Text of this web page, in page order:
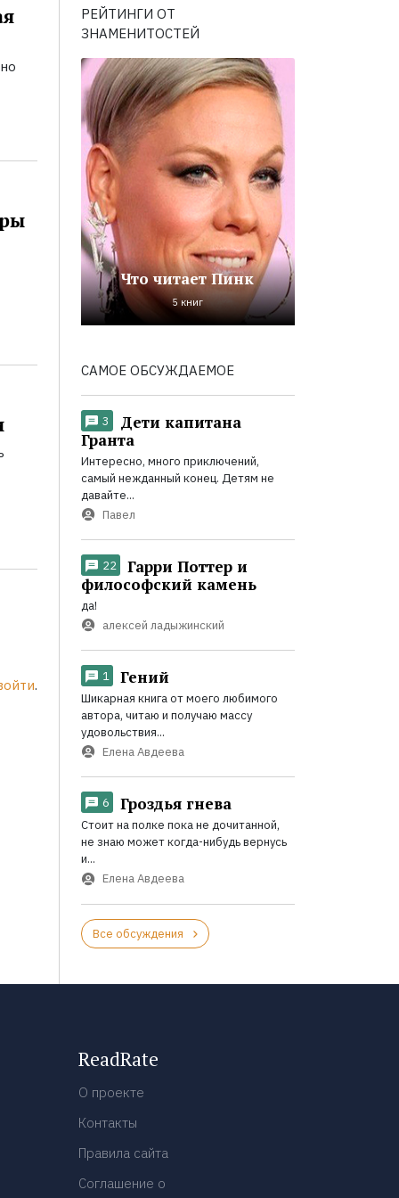
.
РЕЙТИНГИ ОТ
ЗНАМЕНИТОСТЕЙ
Что читает Пинк
5 книг
САМОЕ ОБСУЖДАЕМОЕ
3
Дети капитана
Гранта
Интересно, много приключений,
самый нежданный конец. Детям не
давайте...
Павел
22
Гарри Поттер и
философский камень
да!
алексей ладыжинский
1 Гений
Шикарная книга от моего любимого
автора, читаю и получаю массу
удовольствия...
Елена Авдеева
6 Гроздья гнева
Стоит на полке пока не дочитанной,
не знаю может когда-нибудь вернусь
и...
Елена Авдеева
Все обсуждения
ReadRate
О проекте
Контакты
Правила сайта
Соглашение о